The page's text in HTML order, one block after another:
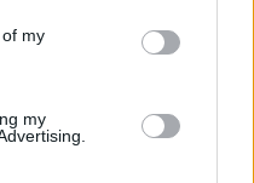
my
my
μέχρι το 2028
μονάδες ο Γενικός